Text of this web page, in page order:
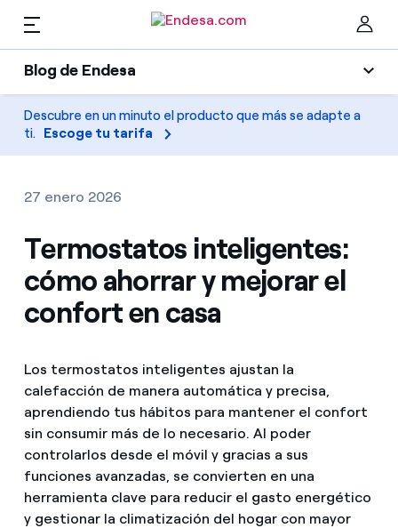
Blog de Endesa
Blog de Endesa
Luz
Climatización
Gas
Movilidad
Solar
Empresas
Consejos de ahorro
Otros
Futuro
Hogares
Encuentra la tarifa que más te conviene
Por cada kWh que ahorres, te descontamos otro
¿Cómo ver mis facturas de Endesa?
¿Cómo cambiar el titular del contrato?
¿Has recibido una oferta para cambiar de
Movilidad
Solar
Climatización
Te ayudamos
ES
Descubre en un minuto el producto que más se adapte a
ti. Escoge tu tarifa
27 enero 2026
Termostatos inteligentes:
cómo ahorrar y mejorar el
confort en casa
Los termostatos inteligentes ajustan la
calefacción de manera automática y precisa,
aprendiendo tus hábitos para mantener el confort
sin consumir más de lo necesario. Al poder
controlarlos desde el móvil y gracias a sus
funciones avanzadas, se convierten en una
herramienta clave para reducir el gasto energético
y gestionar la climatización del hogar con mayor